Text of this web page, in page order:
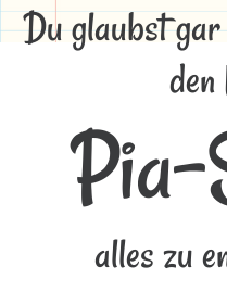
Du glaubst
Pia-
alles zu